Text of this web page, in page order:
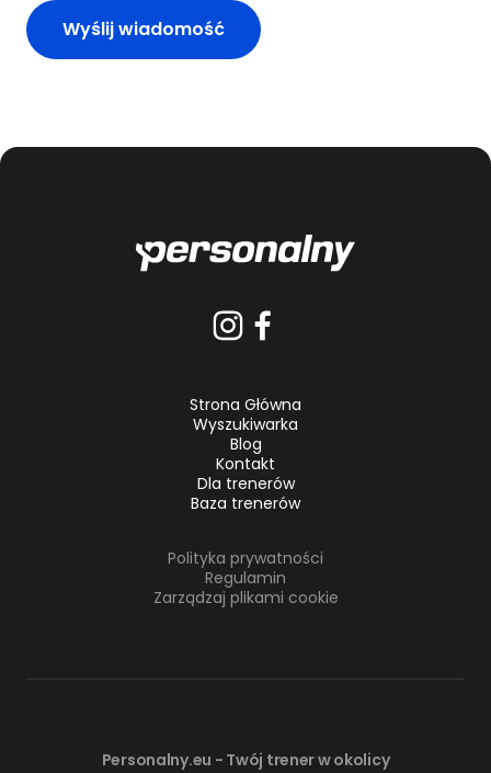
Wyślij wiadomość
Strona Główna
Wyszukiwarka
Blog
Kontakt
Dla trenerów
Baza trenerów
Polityka prywatności
Regulamin
Zarządzaj plikami cookie
Personalny.eu - Twój trener w okolicy